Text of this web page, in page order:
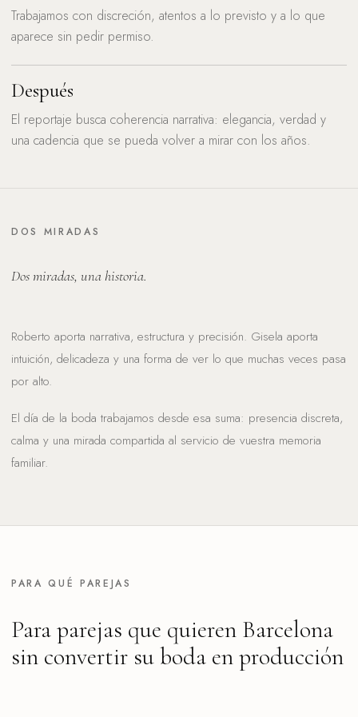
Trabajamos con discreción, atentos a lo previsto y a lo que
aparece sin pedir permiso.
Después
El reportaje busca coherencia narrativa: elegancia, verdad y
una cadencia que se pueda volver a mirar con los años.
DOS MIRADAS
Dos miradas, una historia.
Roberto aporta narrativa, estructura y precisión. Gisela aporta
intuición, delicadeza y una forma de ver lo que muchas veces pasa
por alto.
El día de la boda trabajamos desde esa suma: presencia discreta,
calma y una mirada compartida al servicio de vuestra memoria
familiar.
PARA QUÉ PAREJAS
Para parejas que quieren Barcelona
sin convertir su boda en producción